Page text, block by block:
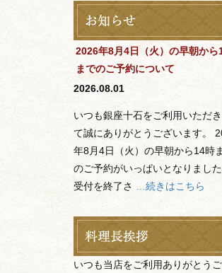
2026年8月4日（火）の早朝から
までのご予約について
2026.08.01
いつも銀座十石をご利用いただ
て誠にありがとうございます。
年8月4日（火）の早朝から14時
のご予約がいっぱいとなりまし
受付を終了さ
…続きはこちら
いつも当店をご利用ありがとう